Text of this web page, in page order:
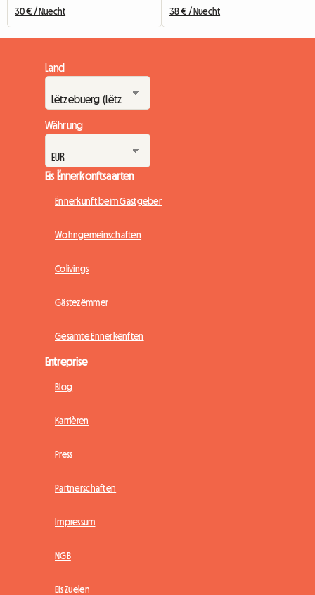
30 € / Nuecht 38 € / Nuecht
Land
Währung
Eis Ënnerkonftsaarten
Ënnerkunft beim Gastgeber
Wohngemeinschaften
Colivings
Gästezëmmer
Gesamte Ënnerkënften
Entreprise
Blog
Karrièren
Press
Partnerschaften
Impressum
NGB
Eis Zuelen